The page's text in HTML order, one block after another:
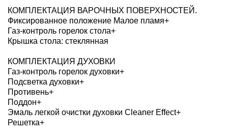
КОМПЛЕКТАЦИЯ ВАРОЧНЫХ ПОВЕРХНОСТЕЙ.
Фиксированное положение Малое пламя+
Газ-контроль горелок стола+
Крышка стола: стеклянная
КОМПЛЕКТАЦИЯ ДУХОВКИ
Газ-контроль горелок духовки+
Подсветка духовки+
Противень+
Поддон+
Эмаль легкой очистки духовки Cleaner Effect+
Решетка+